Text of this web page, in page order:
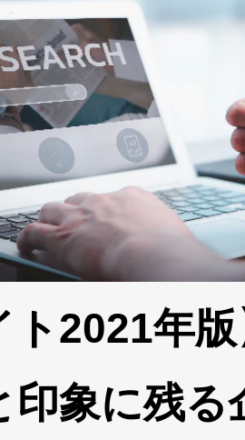
ト2021年
印象に残る